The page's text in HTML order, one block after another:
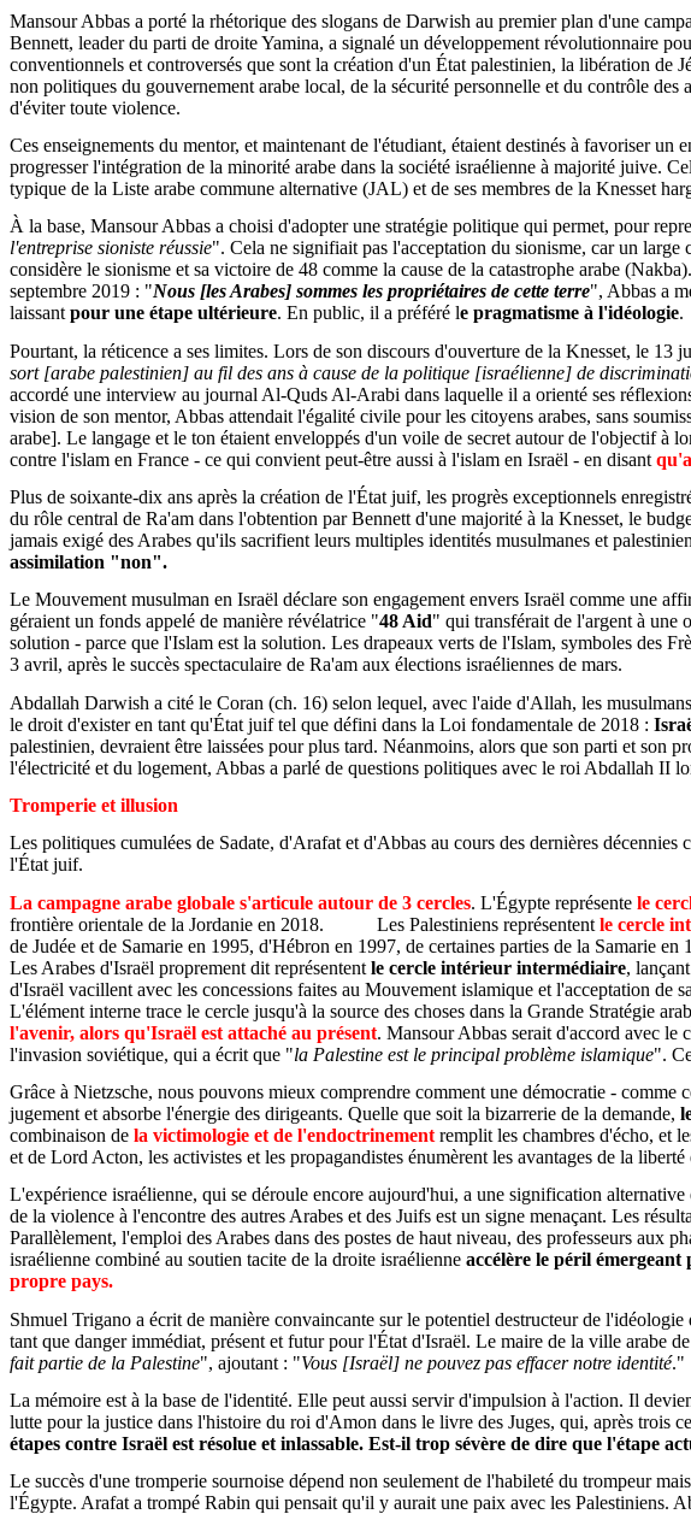
Mansour Abbas a porté la rhétorique des slogans de Darwish au premier plan d'une
Bennett, leader du parti de droite Yamina, a signalé un développement révolutionnaire
conventionnels et controversés que sont la création d'un État palestinien, la libération de
non politiques du gouvernement arabe local, de la sécurité personnelle et du contrôle
d'éviter toute violence.
Ces enseignements du mentor, et maintenant de l'étudiant, étaient destinés à favoriser
progresser l'intégration de la minorité arabe dans la société israélienne à majorité juive.
typique de la Liste arabe commune alternative (JAL) et de ses membres de la Knesset
À la base, Mansour Abbas a choisi d'adopter une stratégie politique qui permet, pour
l'entreprise sioniste réussie". Cela ne signifiait pas l'acceptation du sionisme, car un large
considère le sionisme et sa victoire de 48 comme la cause de la catastrophe arabe
septembre 2019 : "Nous [les Arabes] sommes les propriétaires de cette terre", Abbas a
laissantpour une étape ultérieure. En public, il a préféré le pragmatisme à l'idéologie.
Pourtant, la réticence a ses limites. Lors de son discours d'ouverture de la Knesset, le
sort [arabe palestinien] au fil des ans à cause de la politique [israélienne] de
accordé une interview au journal Al-Quds Al-Arabi dans laquelle il a orienté ses
vision de son mentor, Abbas attendait l'égalité civile pour les citoyens arabes, sans
arabe]. Le langage et le ton étaient enveloppés d'un voile de secret autour de l'objectif
contre l'islam en France - ce qui convient peut-être aussi à l'islam en Israël - en disant
Plus de soixante-dix ans après la création de l'État juif, les progrès exceptionnels
du rôle central de Ra'am dans l'obtention par Bennett d'une majorité à la Knesset, le
jamais exigé des Arabes qu'ils sacrifient leurs multiples identités musulmanes et
assimilation "non".
Le Mouvement musulman en Israël déclare son engagement envers Israël comme une
géraient un fonds appelé de manière révélatrice "48 Aid" qui transférait de l'argent à une
solution - parce que l'Islam est la solution. Les drapeaux verts de l'Islam, symboles des
3 avril, après le succès spectaculaire de Ra'am aux élections israéliennes de mars.
Abdallah Darwish a cité le Coran (ch. 16) selon lequel, avec l'aide d'Allah, les
le droit d'exister en tant qu'État juif tel que défini dans la Loi fondamentale de 2018 :
palestinien, devraient être laissées pour plus tard. Néanmoins, alors que son parti et son
l'électricité et du logement, Abbas a parlé de questions politiques avec le roi Abdallah II
Tromperie et illusion
Les politiques cumulées de Sadate, d'Arafat et d'Abbas au cours des dernières
l'État juif.
La campagne arabe globale s'articule autour de 3 cercles. L'Égypte représente le
frontière orientale de la Jordanie en 2018.
Les Palestiniens représentent le cercle
de Judée et de Samarie en 1995, d'Hébron en 1997, de certaines parties de la Samarie
Les Arabes d'Israël proprement dit représentent le cercle intérieur intermédiaire,
d'Israël vacillent avec les concessions faites au Mouvement islamique et l'acceptation de
L'élément interne trace le cercle jusqu'à la source des choses dans la Grande Stratégie
l'avenir, alors qu'Israël est attaché au présent. Mansour Abbas serait d'accord avec
l'invasion soviétique, qui a écrit que "la Palestine est le principal problème islamique".
Grâce à Nietzsche, nous pouvons mieux comprendre comment une démocratie - comme
jugement et absorbe l'énergie des dirigeants. Quelle que soit la bizarrerie de la demande,
combinaison de la victimologie et de l'endoctrinement remplit les chambres d'écho, et
et de Lord Acton, les activistes et les propagandistes énumèrent les avantages de la
L'expérience israélienne, qui se déroule encore aujourd'hui, a une signification
de la violence à l'encontre des autres Arabes et des Juifs est un signe menaçant. Les
Parallèlement, l'emploi des Arabes dans des postes de haut niveau, des professeurs aux
israélienne combiné au soutien tacite de la droite israélienne accélère le péril
propre pays.
Shmuel Trigano a écrit de manière convaincante sur le potentiel destructeur de
tant que danger immédiat, présent et futur pour l'État d'Israël. Le maire de la ville arabe
fait partie de la Palestine", ajoutant : "Vous [Israël] ne pouvez pas effacer notre identité."
La mémoire est à la base de l'identité. Elle peut aussi servir d'impulsion à l'action. Il
lutte pour la justice dans l'histoire du roi d'Amon dans le livre des Juges, qui, après trois
étapes contre Israël est résolue et inlassable. Est-il trop sévère de dire que l'étape
Le succès d'une tromperie sournoise dépend non seulement de l'habileté du trompeur
l'Égypte. Arafat a trompé Rabin qui pensait qu'il y aurait une paix avec les Palestiniens.